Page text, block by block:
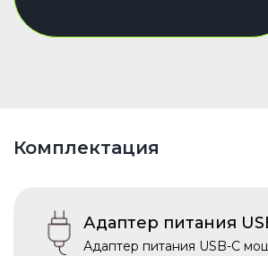
Комплектация
Адаптер питания
Адаптер питания USB-C